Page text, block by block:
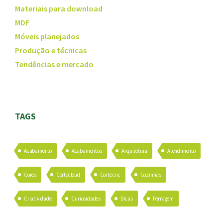
Materiais para download
MDF
Móveis planejados
Produção e técnicas
Tendências e mercado
TAGS
Acabamento Acabamentos Arquitetura Atendimento
Cores Cortecloud Corte cnc Cozinhas
Criatividade Curiosidades Dicas Ferragem